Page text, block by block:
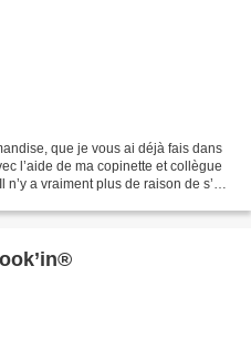
que je vous ai déjà fais dans
l’aide de ma copinette et collègue
a vraiment plus de raison de s’en